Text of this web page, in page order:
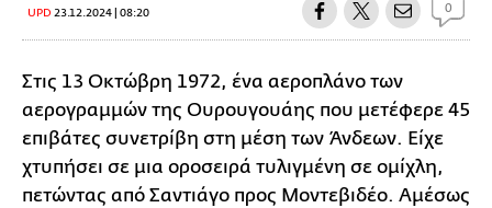
UPD 23.12.2024 | 08:20 0
Στις 13 Οκτώβρη 1972, ένα αεροπλάνο των
αερογραμμών της Ουρουγουάης που μετέφερε 45
επιβάτες συνετρίβη στη μέση των Άνδεων. Είχε
χτυπήσει σε μια οροσειρά τυλιγμένη σε ομίχλη,
πετώντας από Σαντιάγο προς Μοντεβιδέο. Αμέσως